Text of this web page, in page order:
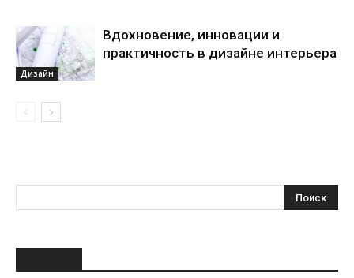
Дизайн
Вдохновение, инновации и
практичность в дизайне интерьера